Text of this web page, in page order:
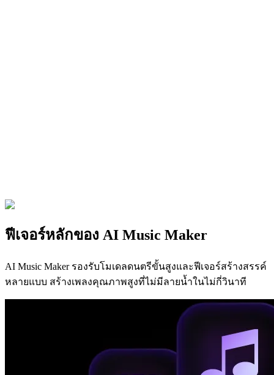
ฟีเจอร์หลักของ AI Music Maker
AI Music Maker รองรับโมเดลดนตรีขั้นสูงและฟีเจอร์สร้างสรรค์
หลายแบบ สร้างเพลงคุณภาพสูงที่ไม่มีลายน้ำในไม่กี่วินาที